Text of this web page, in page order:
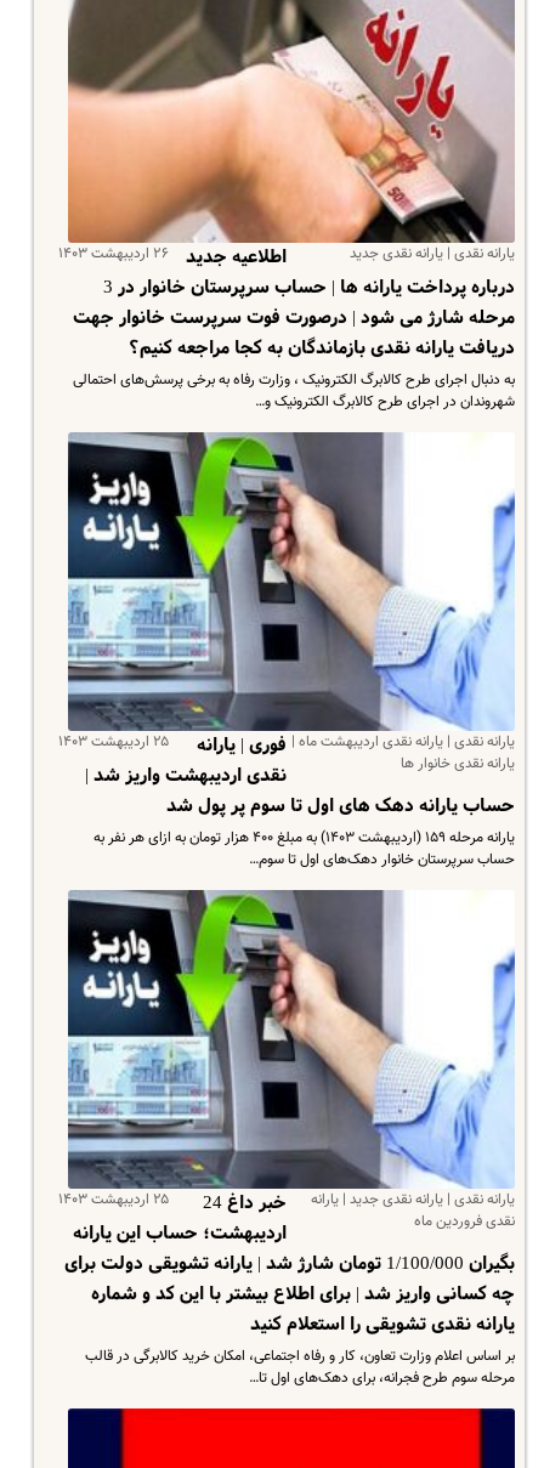
یارانه نقدی | یارانه نقدی جدید ۲۶ اردیبهشت ۱۴۰۳
اطلاعیه جدید
درباره پرداخت یارانه ها | حساب سرپرستان خانوار در 3
مرحله شارژ می شود | درصورت فوت سرپرست خانوار جهت
دریافت یارانه نقدی بازماندگان به کجا مراجعه کنیم؟
به دنبال اجرای طرح کالابرگ الکترونیک ،‌ وزارت رفاه به برخی پرسش‌های احتمالی
شهروندان در اجرای طرح کالابرگ الکترونیک و…
یارانه نقدی | یارانه نقدی اردیبهشت ماه |
یارانه نقدی خانوار ها
۲۵ اردیبهشت ۱۴۰۳
فوری | یارانه
نقدی اردیبهشت واریز شد |
حساب یارانه دهک های اول تا سوم پر پول شد
یارانه مرحله ۱۵۹ (اردیبهشت ۱۴۰۳) به مبلغ ۴۰۰ هزار تومان به ازای هر نفر به
حساب سرپرستان خانوار دهک‌های اول تا سوم…
یارانه نقدی | یارانه نقدی جدید | یارانه
نقدی فروردین ماه
۲۵ اردیبهشت ۱۴۰۳
خبر داغ 24
اردیبهشت؛ حساب این یارانه
بگیران 1/100/000 تومان شارژ شد | یارانه تشویقی دولت برای
چه کسانی واریز شد | برای اطلاع بیشتر با این کد و شماره
یارانه نقدی تشویقی را استعلام کنید
بر اساس اعلام وزارت تعاون، کار و رفاه اجتماعی، امکان خرید کالابرگی در قالب
مرحله سوم طرح فجرانه، برای دهک‌های اول تا…